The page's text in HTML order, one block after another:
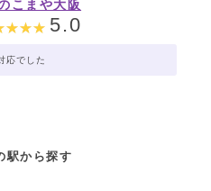
こまや大阪
5.0
応でした
駅から探す